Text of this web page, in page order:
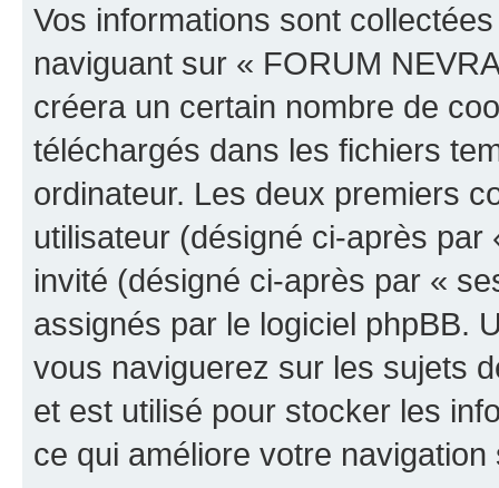
Vos informations sont
naviguant sur « FORUM
créera un certain nombre de
téléchargés dans les fichiers
ordinateur. Les deux premiers
utilisateur (désigné ci-après
invité (désigné ci-après par «
assignés par le logiciel phpBB.
vous naviguerez sur les sujets
et est utilisé pour stocker les
ce qui améliore votre navigation